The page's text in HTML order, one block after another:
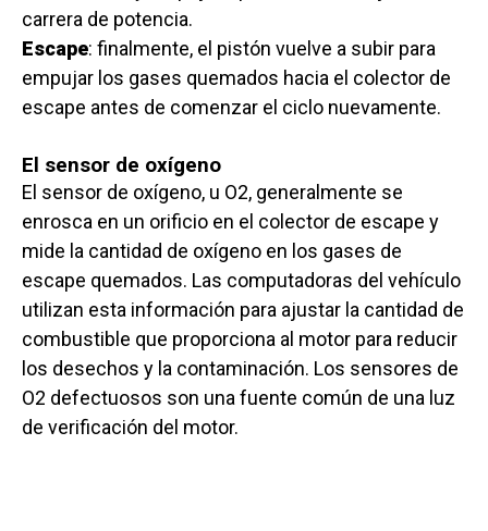
carrera de potencia.
Escape: finalmente, el pistón vuelve a subir para
empujar los gases quemados hacia el colector de
escape antes de comenzar el ciclo nuevamente.
El sensor de oxígeno
El sensor de oxígeno, u O2, generalmente se
enrosca en un orificio en el colector de escape y
mide la cantidad de oxígeno en los gases de
escape quemados. Las computadoras del vehículo
utilizan esta información para ajustar la cantidad de
combustible que proporciona al motor para reducir
los desechos y la contaminación. Los sensores de
O2 defectuosos son una fuente común de una luz
de verificación del motor.